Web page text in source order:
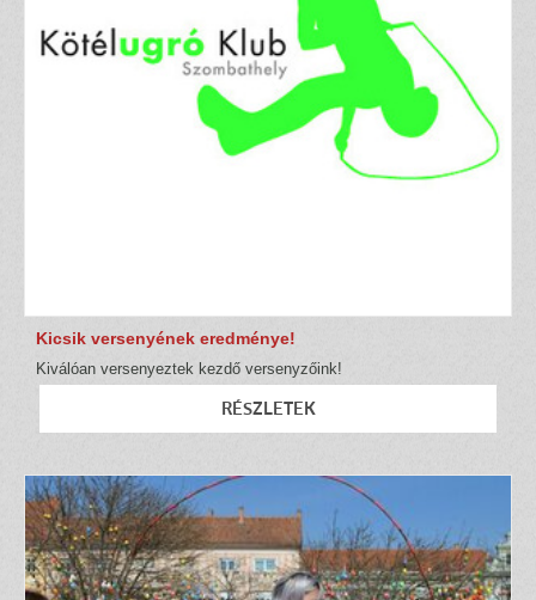
Kicsik versenyének eredménye!
Kiválóan versenyeztek kezdő versenyzőink!
RÉSZLETEK